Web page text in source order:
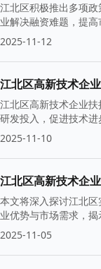
江北区积极推出多项
业解决融资难题，提
2025-11-12
江北区高新技术企
江北区高新技术企业
研发投入，促进技术
新版图中占据重要位置。
2025-11-10
江北区高新技术企
本文将深入探讨江北
业优势与市场需求，
2025-11-05